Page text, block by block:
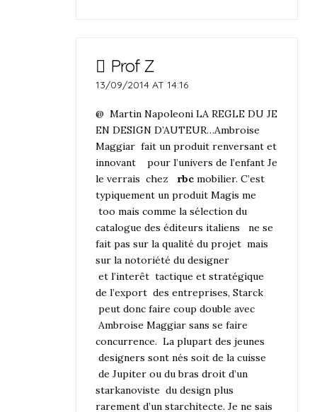
Prof Z
13/09/2014 AT 14:16
@ Martin Napoleoni LA REGLE DU JE
EN DESIGN D’AUTEUR…Ambroise
Maggiar fait un produit renversant et
innovant pour l’univers de l’enfant Je
le verrais chez rbcmobilier. C’est
typiquement un produit Magis me
too mais comme la sélection du
catalogue des éditeurs italiens ne se
fait pas sur la qualité du projet mais
sur la notoriété du designer
et l’interêt tactique et stratégique
de l’export des entreprises, Starck
peut donc faire coup double avec
Ambroise Maggiar sans se faire
concurrence. La plupart des jeunes
designers sont nés soit de la cuisse
de Jupiter ou du bras droit d’un
starkanoviste du design plus
rarement d’un starchitecte. Je ne sais